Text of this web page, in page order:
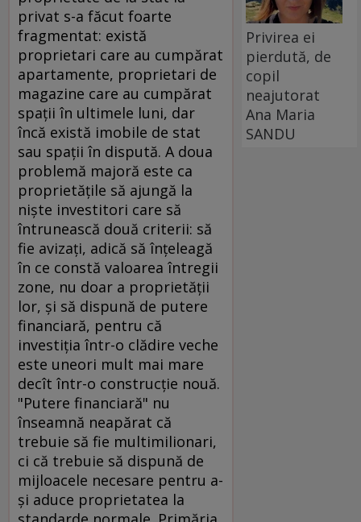
Privirea ei
pierdută, de
copil
neajutorat
Ana Maria
SANDU